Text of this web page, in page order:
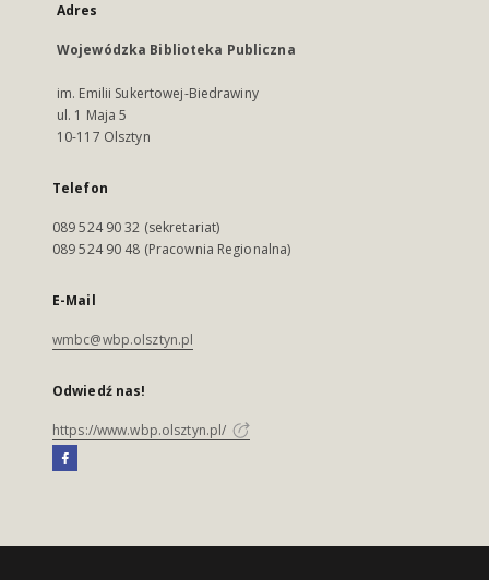
Adres
Wojewódzka Biblioteka Publiczna
im. Emilii Sukertowej-Biedrawiny
ul. 1 Maja 5
10-117 Olsztyn
Telefon
089 524 90 32 (sekretariat)
089 524 90 48 (Pracownia Regionalna)
E-Mail
wmbc@wbp.olsztyn.pl
Odwiedź nas!
https://www.wbp.olsztyn.pl/